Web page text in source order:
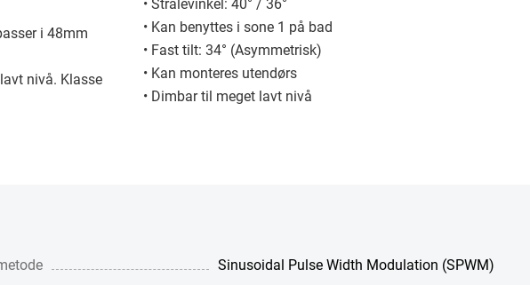
i 48mm
nivå. Klasse
• Kan benyttes i sone 1 på bad
• Fast tilt: 34° (Asymmetrisk)
• Kan monteres utendørs
• Dimbar til meget lavt nivå
Sinusoidal Pulse Width Modulation (SPWM)